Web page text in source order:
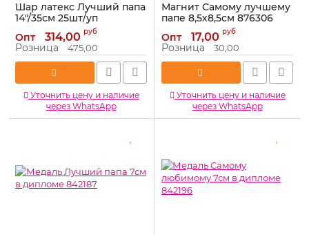
Шар латекс Лучший папа
14"/35см 25шт/уп
(Бельгия) 1103-1731
Артикул: 1103-1731
Опт 314,00 руб
Розница 475,00
Уточнить цену и наличие
через WhatsApp
Магнит Самому лучшему
папе 8,5х8,5см 876306
Артикул: 876306
Опт 17,00 руб
Розница 30,00
Уточнить цену и наличие
через WhatsApp